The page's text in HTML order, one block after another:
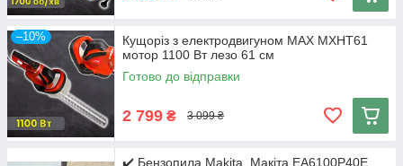
–10%
Кущоріз з електродвигуном MAX MXHT61
мотор 1100 Вт лезо 61 см
Готово до відправки
2 799 ₴ 3 099 ₴
✔️ Бензопила Makita_Макіта EA6100P40E